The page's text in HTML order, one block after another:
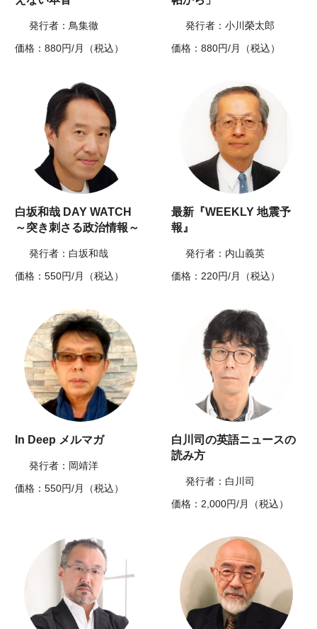
発行者：鳥集徹
価格：880円/月（税込）
発行者：小川榮太郎
価格：880円/月（税込）
白坂和哉 DAY WATCH
～突き刺さる政治情報～
発行者：白坂和哉
価格：550円/月（税込）
最新『WEEKLY 地震予
報』
発行者：内山義英
価格：220円/月（税込）
In Deep メルマガ
発行者：岡靖洋
価格：550円/月（税込）
白川司の英語ニュースの
読み方
発行者：白川司
価格：2,000円/月（税込）